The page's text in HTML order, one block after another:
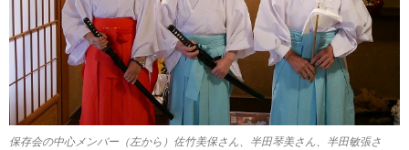
保存会の中心メンバー（左から）佐竹美保さん、半田琴美さん、半田敏張さ